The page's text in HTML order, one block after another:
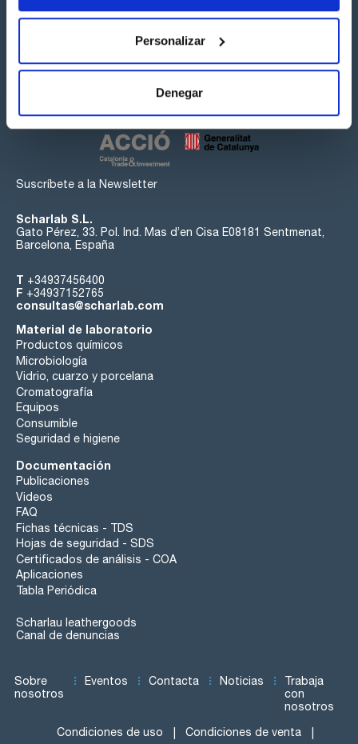
Personalizar
Denegar
Suscríbete a la Newsletter
Scharlab S.L.
Gato Pérez, 33. Pol. Ind. Mas d’en Cisa E08181 Sentmenat,
Barcelona, España
T +34937456400
F +34937152765
consultas@scharlab.com
Material de laboratorio
Productos químicos
Microbiología
Vidrio, cuarzo y porcelana
Cromatografía
Equipos
Consumible
Seguridad e higiene
Documentación
Publicaciones
Videos
FAQ
Fichas técnicas - TDS
Hojas de seguridad - SDS
Certificados de análisis - COA
Aplicaciones
Tabla Periódica
Scharlau leathergoods
Canal de denuncias
Sobre
nosotros
Eventos Contacta Noticias
Trabaja
con
nosotros
Condiciones de uso Condiciones de venta